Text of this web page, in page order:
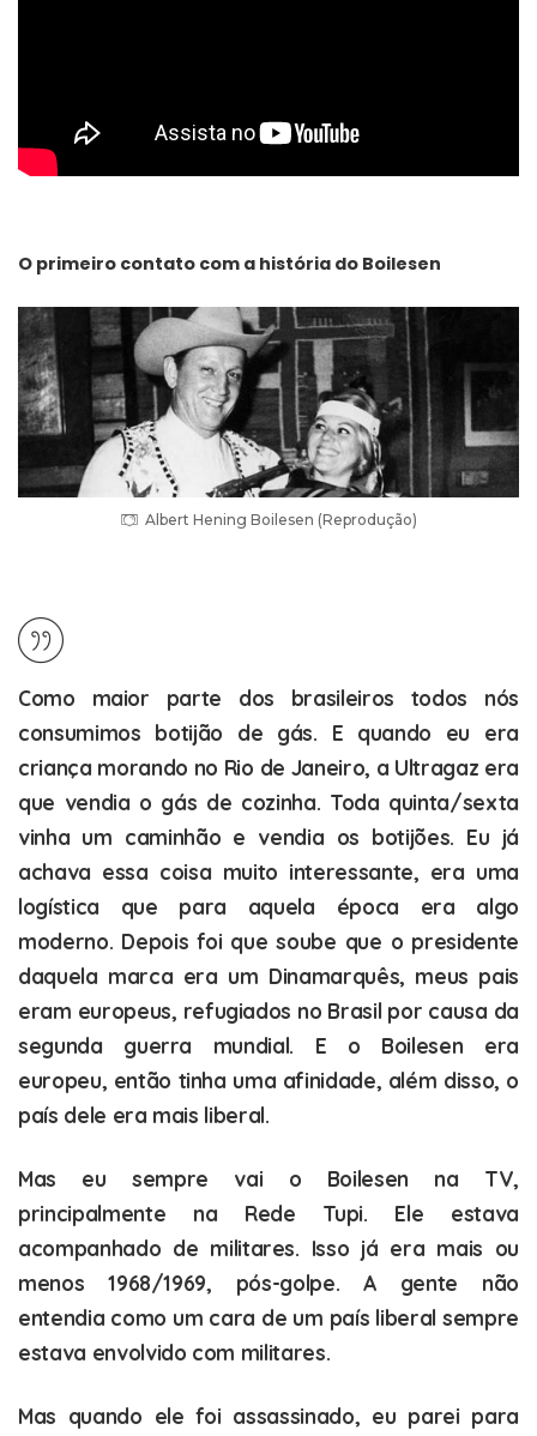
O primeiro contato com a história do Boilesen
Albert Hening Boilesen (Reprodução)
Como maior parte dos brasileiros todos nós
consumimos botijão de gás. E quando eu era
criança morando no Rio de Janeiro, a Ultragaz era
que vendia o gás de cozinha. Toda quinta/sexta
vinha um caminhão e vendia os botijões. Eu já
achava essa coisa muito interessante, era uma
logística que para aquela época era algo
moderno. Depois foi que soube que o presidente
daquela marca era um Dinamarquês, meus pais
eram europeus, refugiados no Brasil por causa da
segunda guerra mundial. E o Boilesen era
europeu, então tinha uma afinidade, além disso, o
país dele era mais liberal.
Mas eu sempre vai o Boilesen na TV,
principalmente na Rede Tupi. Ele estava
acompanhado de militares. Isso já era mais ou
menos 1968/1969, pós-golpe. A gente não
entendia como um cara de um país liberal sempre
estava envolvido com militares.
Mas quando ele foi assassinado, eu parei para